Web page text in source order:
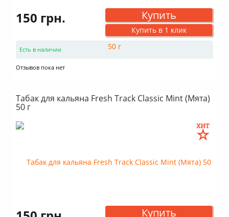
150 грн. Купить
Купить в 1 клик
Есть в наличии
Отзывов пока нет
Табак для кальяна Fresh Track Classic Mint (Мята)
50 г
Купить